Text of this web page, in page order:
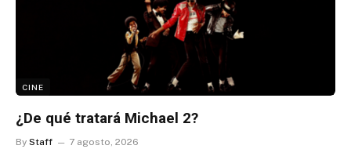
CINE
¿De qué tratará Michael 2?
By Staff 7 agosto, 2026